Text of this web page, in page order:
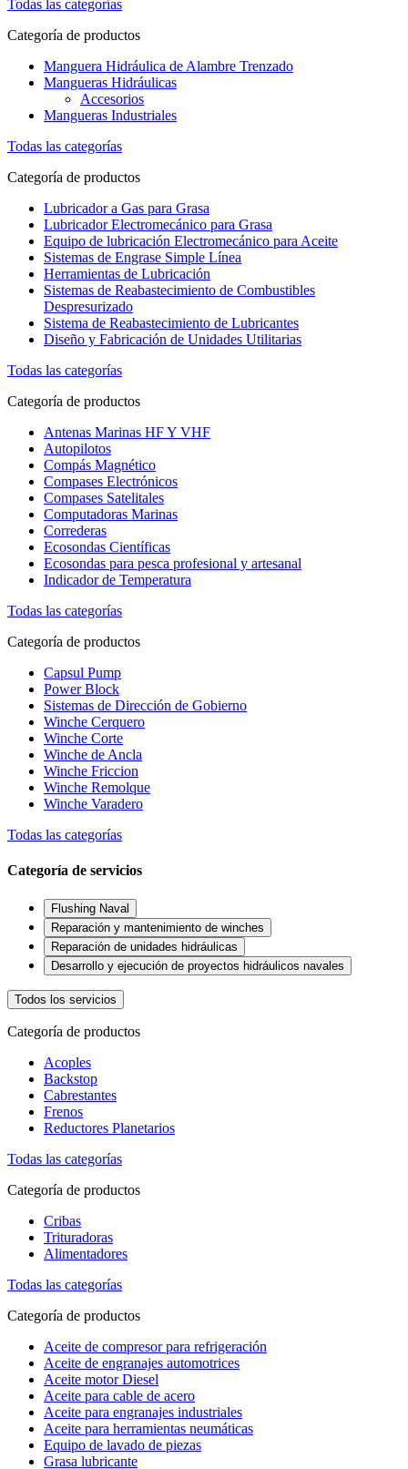
Todas las categorías
Categoría de productos
Manguera Hidráulica de Alambre Trenzado
Mangueras Hidráulicas
Accesorios
Mangueras Industriales
Todas las categorías
Categoría de productos
Lubricador a Gas para Grasa
Lubricador Electromecánico para Grasa
Equipo de lubricación Electromecánico para Aceite
Sistemas de Engrase Simple Línea
Herramientas de Lubricación
Sistemas de Reabastecimiento de Combustibles
Despresurizado
Sistema de Reabastecimiento de Lubricantes
Diseño y Fabricación de Unidades Utilitarias
Todas las categorías
Categoría de productos
Antenas Marinas HF Y VHF
Autopilotos
Compás Magnético
Compases Electrónicos
Compases Satelitales
Computadoras Marinas
Correderas
Ecosondas Científicas
Ecosondas para pesca profesional y artesanal
Indicador de Temperatura
Todas las categorías
Categoría de productos
Capsul Pump
Power Block
Sistemas de Dirección de Gobierno
Winche Cerquero
Winche Corte
Winche de Ancla
Winche Friccion
Winche Remolque
Winche Varadero
Todas las categorías
Categoría de servicios
Flushing Naval
Reparación y mantenimiento de winches
Reparación de unidades hidráulicas
Desarrollo y ejecución de proyectos hidráulicos navales
Todos los servicios
Categoría de productos
Acoples
Backstop
Cabrestantes
Frenos
Reductores Planetarios
Todas las categorías
Categoría de productos
Cribas
Trituradoras
Alimentadores
Todas las categorías
Categoría de productos
Aceite de compresor para refrigeración
Aceite de engranajes automotrices
Aceite motor Diesel
Aceite para cable de acero
Aceite para engranajes industriales
Aceite para herramientas neumáticas
Equipo de lavado de piezas
Grasa lubricante